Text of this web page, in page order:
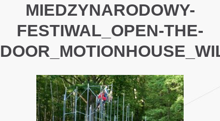
MIEDZYNARODOWY-
FESTIWAL_OPEN-THE-